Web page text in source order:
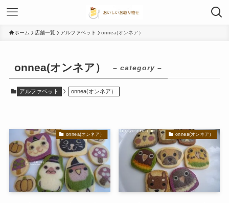
ホーム 店舗一覧 アルファベット onnea(オンネア）
onnea(オンネア） – category –
アルファベット onnea(オンネア）
onnea(オンネア） onnea(オンネア）